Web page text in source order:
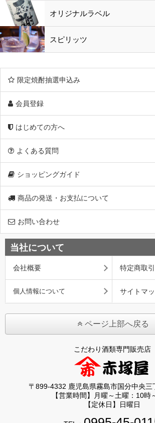
オリジナルラベル
スピリッツ
限定焼酎抽選申込み
会員登録
はじめての方へ
よくある質問
ショッピングガイド
商品の発送・お支払について
お問い合わせ
当社について
会社概要 特定商取
個人情報について サイトマ
ページ上部へ戻る
こだわり酒類専門販売店
〒899-4332 鹿児島県霧島市国分中央三
【営業時間】月曜～土曜：10時
【定休日】日曜日